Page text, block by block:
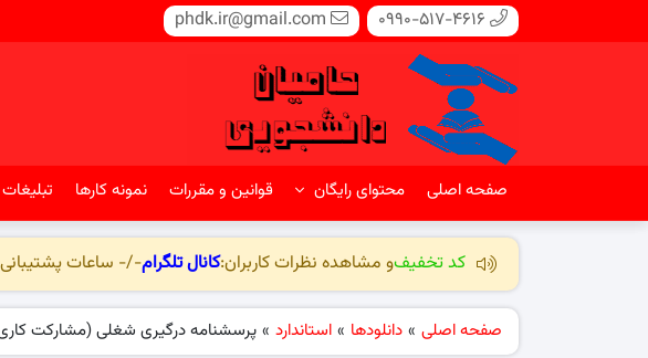
0990-517-4616
phdk.ir@gmail.com
صفحه اصلی محتوای رایگان قوانین و مقررات نمونه کارها تبلیغات
کد تخفیفو مشاهده نظرات کاربران:کانال تلگرام-/- ساعات پشتیبانی: شنبه تا
صفحه اصلی » دانلودها » استاندارد » پرسشنامه درگیری شغلی (مشارکت